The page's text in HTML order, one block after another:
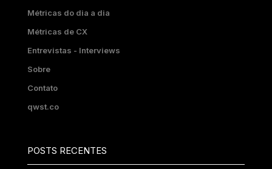
Métricas do dia a dia
Métricas de CX
Entrevistas - Interviews
Sobre
Contato
qwst.co
POSTS RECENTES